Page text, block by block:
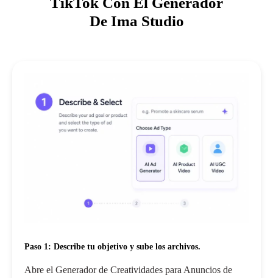
De Ima Studio
Paso 1: Describe tu objetivo y sube los archivos.
Abre el Generador de Creatividades para Anuncios de